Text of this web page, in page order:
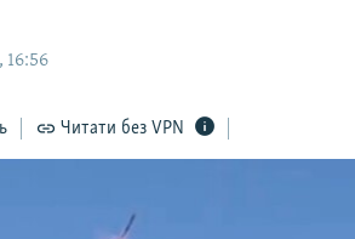
16:56
Читати без VPN